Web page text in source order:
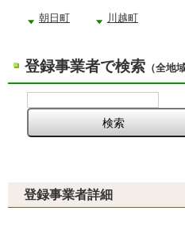
朝日町 川越町
登録事業者で検索 （全地
登録事業者詳細